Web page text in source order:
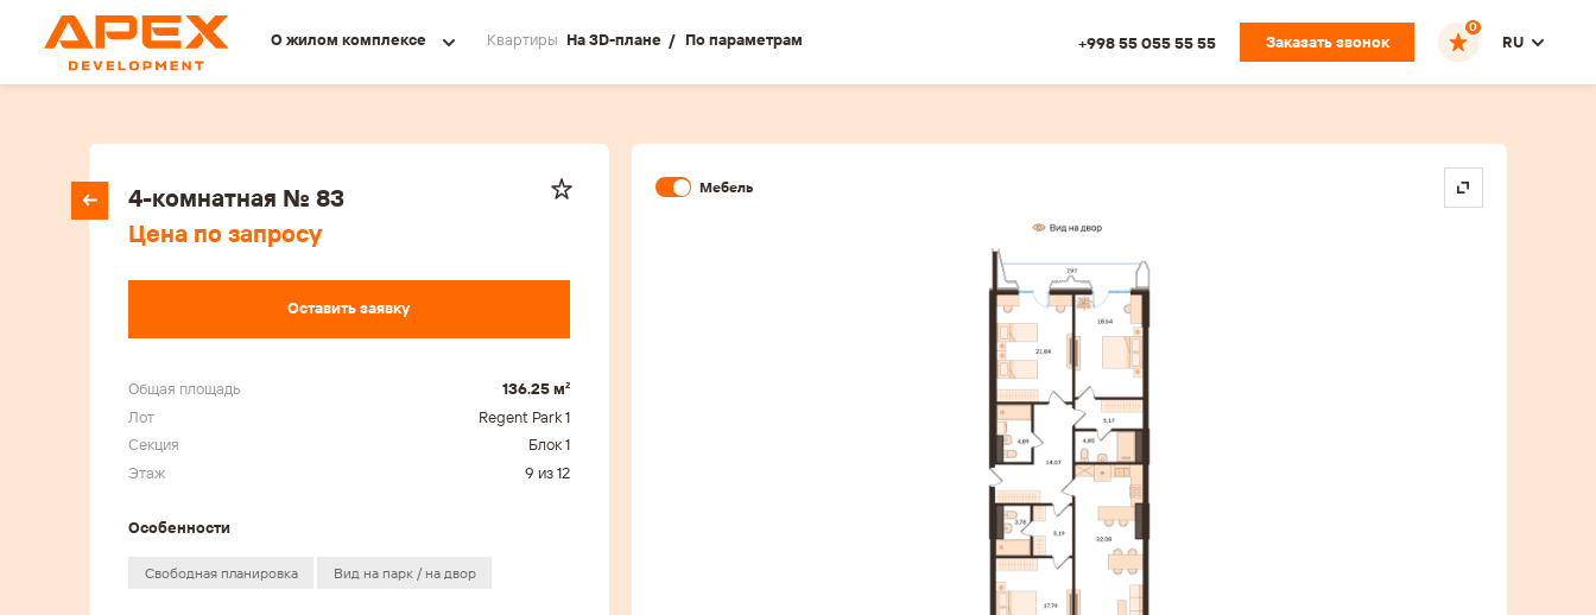
О жилом комплексе Квартиры На 3D-плане По параметрам +998 55 055 55 55 Заказать звонок
0
RU
Мебель
4-комнатная № 83
Цена по запросу
Оставить заявку
Общая площадь
136.25 м²
Лот
Regent Park 1
Секция
Блок 1
Этаж
9 из 12
Особенности
Свободная планировка Вид на парк / на двор